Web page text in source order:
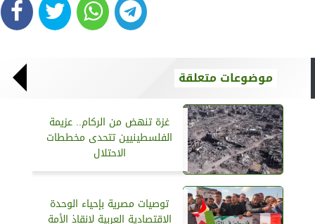
موضوعات متعلقة
غزة تنهض من الركام.. عزيمة
الفلسطينيين تتحدى مخططات
الاحتلال
توصيات مصرية بإحياء الوحدة
الاقتصادية العربية لإنقاذ الأمة